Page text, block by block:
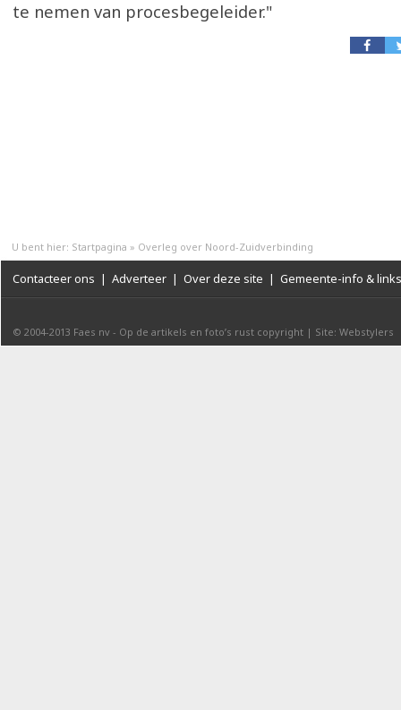
te nemen van procesbegeleider."
U bent hier: Startpagina » Overleg over Noord-Zuidverbinding
Contacteer ons | Adverteer | Over deze site | Gemeente-info & links
© 2004-2013 Faes nv - Op de artikels en foto’s rust copyright | Site: Webstylers